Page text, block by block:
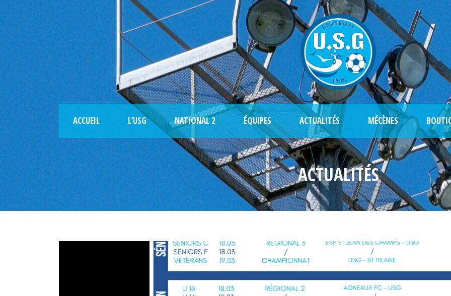
ACCUEIL L’USG NATIONAL 2 ÉQUIPES ACTUALITÉS MÉCÈNES
ACTUALITÉS